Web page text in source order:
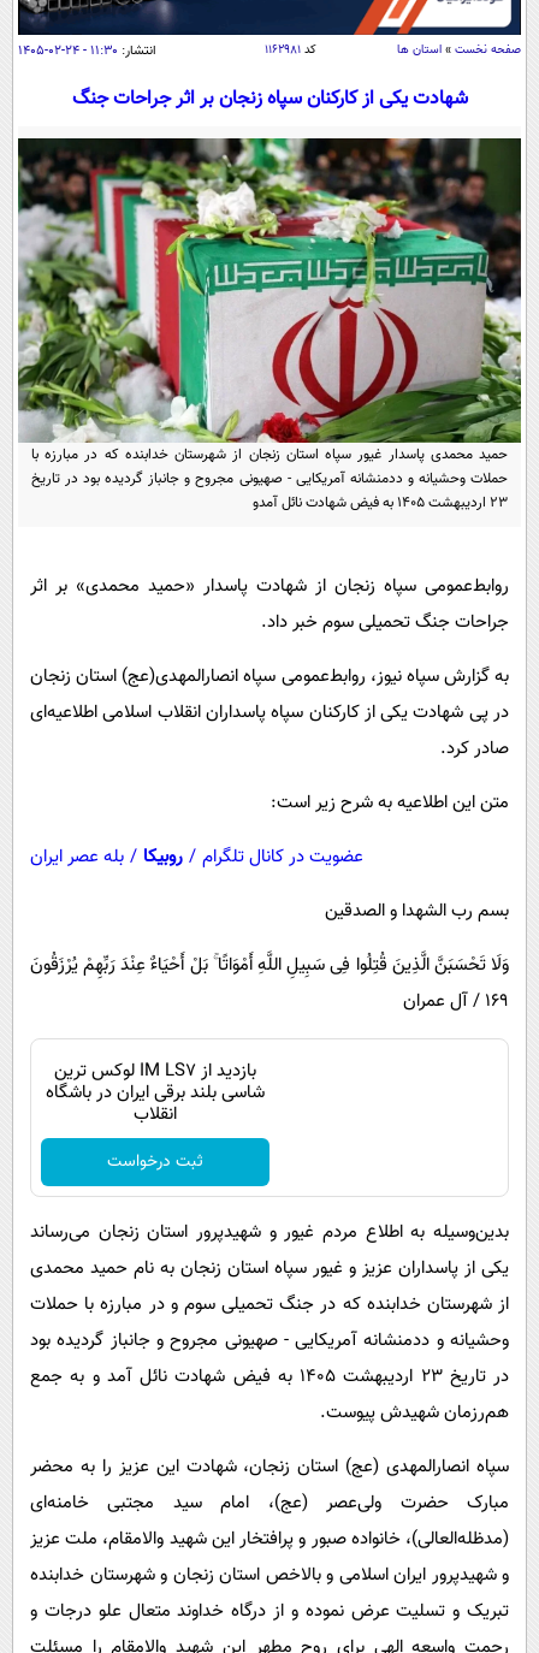
اقتصاد
اقتصادی
جامعه
حوادث
سلامت
یک برش دانایی
سفر و تفریح
بین الملل
سیاست خارجی
فرهنگ و هنر
علم و دانش
فناوری و It
علمی
اخبار کریپتو
قرآن
گوناگون
سرگرمی
باشگاه مغز
مجله تصویری سلاح
فیلم
اقتصاد
ورزش
سیاست
فناوری
حوادث
محیط زیست
بین الملل
حیات وحش
عصر ایران 2
خواندنی ها و دیدنی ها
داستان کوتاه
روانشناسی
دانلود
آموزش زبان
صفحه نخست » استان ها کد ۱۱۶۲۹۸۱ انتشار: ۱۱:۳۰ - ۲۴-۰۲-۱۴۰۵
شهادت یکی از کارکنان سپاه زنجان بر اثر جراحات جنگ
حمید محمدی پاسدار غیور سپاه استان زنجان از شهرستان خدابنده که در مبارزه با
حملات وحشیانه و ددمنشانه آمریکایی - صهیونی مجروح و جانباز گردیده بود در تاریخ
۲۳ اردیبهشت ۱۴۰۵ به فیض شهادت نائل آمدو
روابط‌عمومی سپاه زنجان از شهادت پاسدار «حمید محمدی» بر اثر
جراحات جنگ تحمیلی سوم خبر داد.
به گزارش سپاه نیوز، روابط‌عمومی سپاه انصارالمهدی(عج) استان زنجان
در پی شهادت یکی از کارکنان سپاه پاسداران انقلاب اسلامی اطلاعیه‌ای
صادر کرد.
متن این اطلاعیه به شرح زیر است:
عضویت در کانال تلگرام / روبیکا / بله عصر ایران
بسم رب الشهدا و الصدقین
وَلَا تَحْسَبَنَّ الَّذِینَ قُتِلُوا فِی سَبِیلِ اللَّهِ أَمْوَاتًا ۚ بَلْ أَحْیَاءٌ عِنْدَ رَبِّهِمْ یُرْزَقُونَ
۱۶۹ / آل عمران
بازدید از IM LS7 لوکس ترین
شاسی بلند برقی ایران در باشگاه
انقلاب
ثبت درخواست
بدین‌وسیله به اطلاع مردم غیور و شهیدپرور استان زنجان می‌رساند
یکی از پاسداران عزیز و غیور سپاه استان زنجان به نام حمید محمدی
از شهرستان خدابنده که در جنگ تحمیلی سوم و در مبارزه با حملات
وحشیانه و ددمنشانه آمریکایی - صهیونی مجروح و جانباز گردیده بود
در تاریخ ۲۳ اردیبهشت ۱۴۰۵ به فیض شهادت نائل آمد و به جمع
هم‌رزمان شهیدش پیوست.
سپاه انصارالمهدی (عج) استان زنجان، شهادت این عزیز را به محضر
مبارک حضرت ولی‌عصر (عج)، امام سید مجتبی خامنه‌ای
(مدظله‌العالی)، خانواده‌ صبور و پرافتخار این شهید والامقام، ملت عزیز
و شهیدپرور ایران اسلامی و بالاخص استان زنجان و شهرستان خدابنده
تبریک و تسلیت عرض نموده و از درگاه خداوند متعال علو درجات و